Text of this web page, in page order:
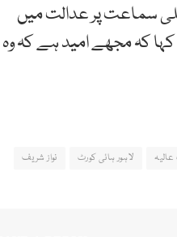
سماعت پر عدالت میں
کہ مجھے امید ہے کہ وہ
لاہور ہائی کورٹ نواز شریف